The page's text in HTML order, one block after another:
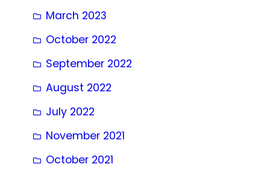
March 2023
October 2022
September 2022
August 2022
July 2022
November 2021
October 2021